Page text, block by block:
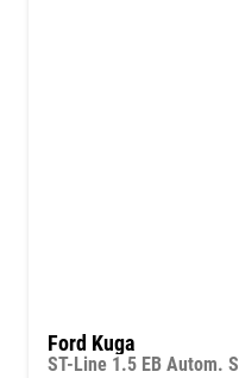
Ford Kuga
ST-Line 1.5 EB Autom.